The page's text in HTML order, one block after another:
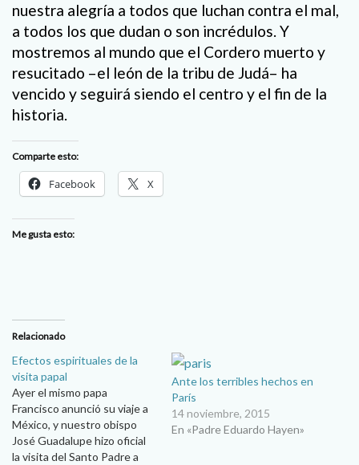
nuestra alegría a todos que luchan contra el mal,
a todos los que dudan o son incrédulos. Y
mostremos al mundo que el Cordero muerto y
resucitado –el león de la tribu de Judá– ha
vencido y seguirá siendo el centro y el fin de la
historia.
Comparte esto:
Facebook X
Me gusta esto:
Relacionado
Efectos espirituales de la
visita papal
Ayer el mismo papa
Francisco anunció su viaje a
México, y nuestro obispo
José Guadalupe hizo oficial
la visita del Santo Padre a
Ante los terribles hechos en
París
14 noviembre, 2015
En «Padre Eduardo Hayen»